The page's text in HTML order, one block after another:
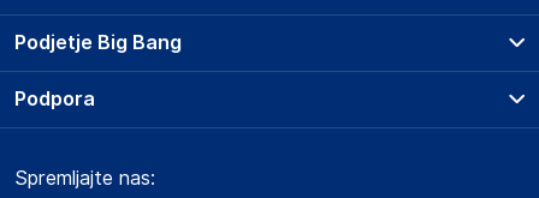
Podjetje Big Bang
O podjetju
Obvestila za javnost
Prodajna mesta
Storitve
Dostava, vnos in odvoz
Načini plačila
Podpora
Marketplace
Spremljajte nas: